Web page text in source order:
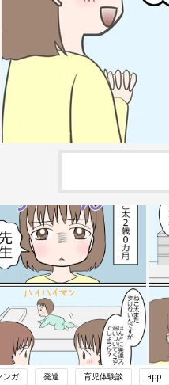
ンガ 発達 育児体験談 app